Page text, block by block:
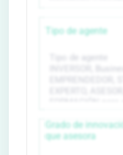
Tipo de agente
Grado de
que asesora